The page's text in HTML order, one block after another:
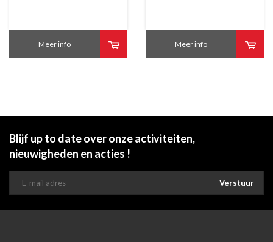
Meer info Meer info
Blijf up to date over onze activiteiten,
nieuwigheden en acties !
Verstuur